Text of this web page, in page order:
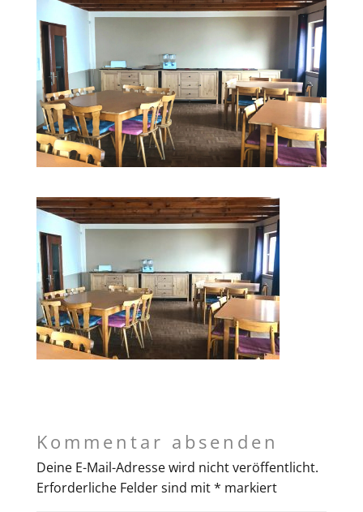
Kommentar absenden
Deine E-Mail-Adresse wird nicht veröffentlicht.
Erforderliche Felder sind mit* markiert